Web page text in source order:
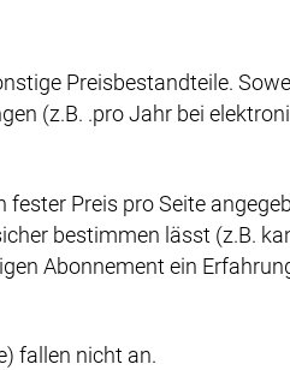
Preisbestandteile.
(z.B. .pro Jahr bei
Preis pro Seite
bestimmen lässt (z.B.
Abonnement ein
fallen nicht an.